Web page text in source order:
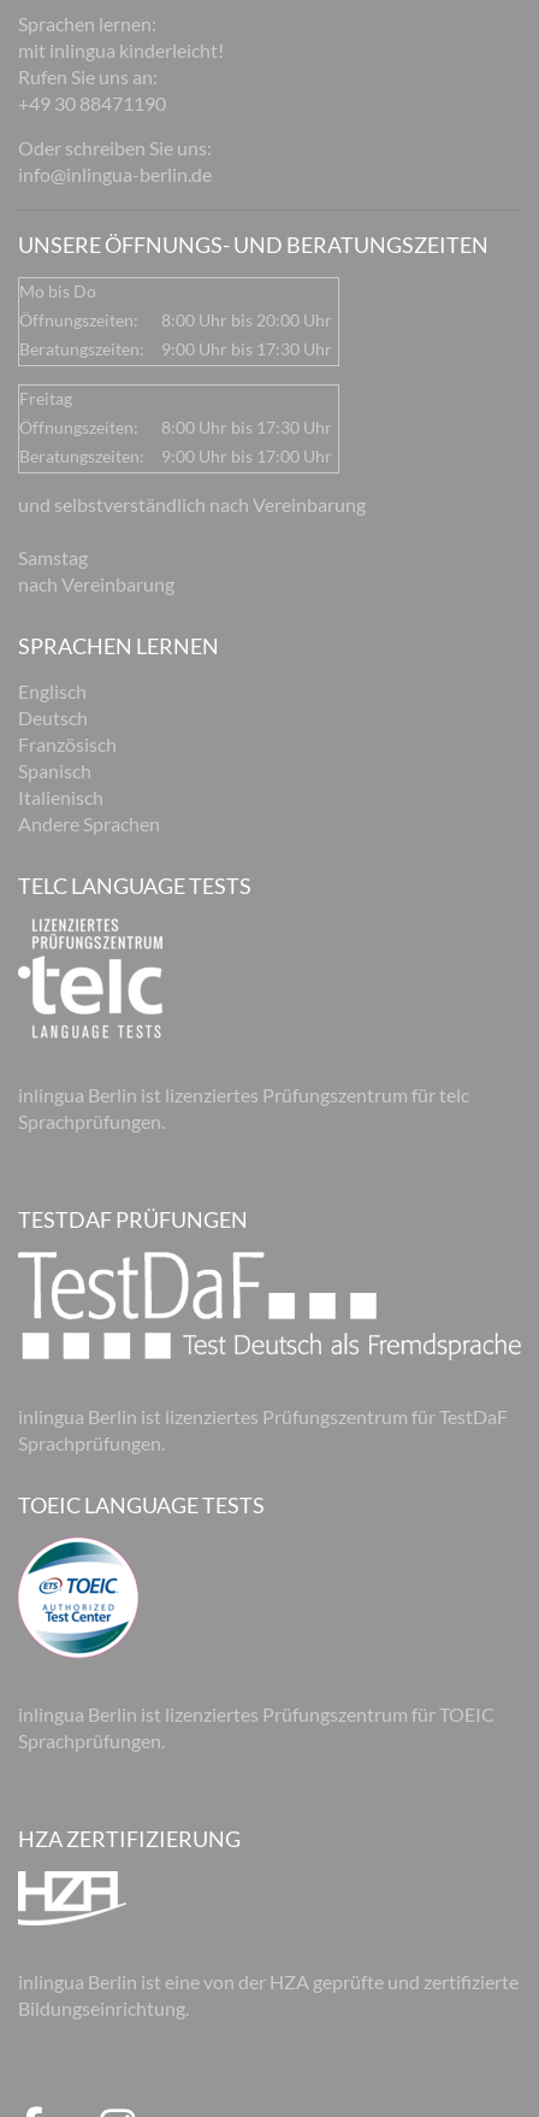
Sprachen lernen:
mit inlingua kinderleicht!
Rufen Sie uns an:
+49 30 88471190
Oder schreiben Sie uns:
info@inlingua-berlin.de
UNSERE ÖFFNUNGS- UND BERATUNGSZEITEN
Mo bis Do
Öffnungszeiten:
8:00 Uhr bis 20:00 Uhr
Beratungszeiten:
9:00 Uhr bis 17:30 Uhr
Freitag
Öffnungszeiten:
8:00 Uhr bis 17:30 Uhr
Beratungszeiten:
9:00 Uhr bis 17:00 Uhr
und selbstverständlich nach Vereinbarung
Samstag
nach Vereinbarung
SPRACHEN LERNEN
Englisch
Deutsch
Französisch
Spanisch
Italienisch
Andere Sprachen
TELC LANGUAGE TESTS
inlingua Berlin ist lizenziertes Prüfungszentrum für telc
Sprachprüfungen.
TESTDAF PRÜFUNGEN
inlingua Berlin ist lizenziertes Prüfungszentrum für TestDaF
Sprachprüfungen.
TOEIC LANGUAGE TESTS
inlingua Berlin ist lizenziertes Prüfungszentrum für TOEIC
Sprachprüfungen.
HZA ZERTIFIZIERUNG
inlingua Berlin ist eine von der HZA geprüfte und zertifizierte
Bildungseinrichtung.